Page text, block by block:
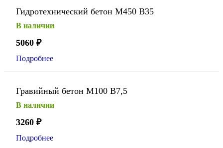
Гидротехнический бетон М450 В35
В наличии
5060 ₽
Подробнее
Гравийный бетон М100 В7,5
В наличии
3260 ₽
Подробнее